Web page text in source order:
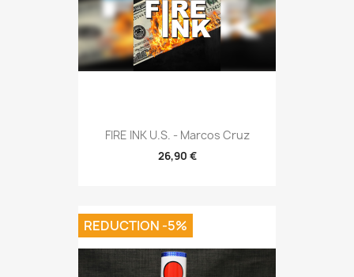
FIRE INK U.S. - Marcos Cruz
26,90 €
REDUCTION -5%